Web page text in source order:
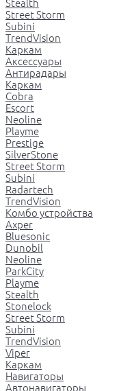
Stealth
Street Storm
Subini
TrendVision
Каркам
Аксессуары
Антирадары
Каркам
Cobra
Escort
Neoline
Playme
Prestige
SilverStone
Street Storm
Subini
Radartech
TrendVision
Комбо устройства
Axper
Bluesonic
Dunobil
Neoline
ParkCity
Playme
Stealth
Stonelock
Street Storm
Subini
TrendVision
Viper
Каркам
Навигаторы
Автонавигаторы